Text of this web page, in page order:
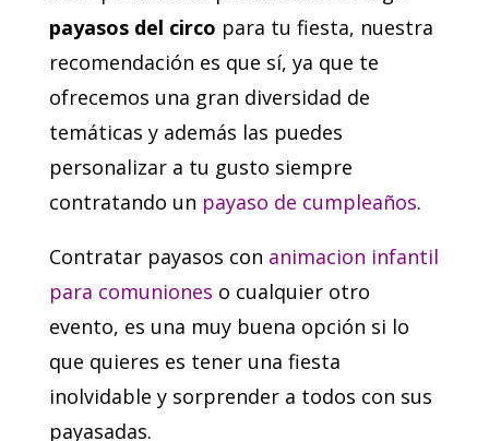
payasos del circo para tu fiesta, nuestra
recomendación es que sí, ya que te
ofrecemos una gran diversidad de
temáticas y además las puedes
personalizar a tu gusto siempre
contratando un payaso de cumpleaños.
Contratar payasos con animacion infantil
para comuniones o cualquier otro
evento, es una muy buena opción si lo
que quieres es tener una fiesta
inolvidable y sorprender a todos con sus
payasadas.